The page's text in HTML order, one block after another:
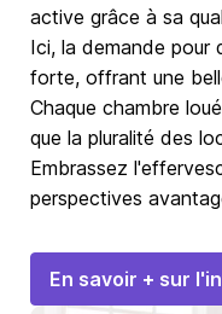
active grâce à sa
Ici, la demande pour
forte, offrant une
Chaque chambre
que la pluralité des
Embrassez
perspectives
En savoir + sur